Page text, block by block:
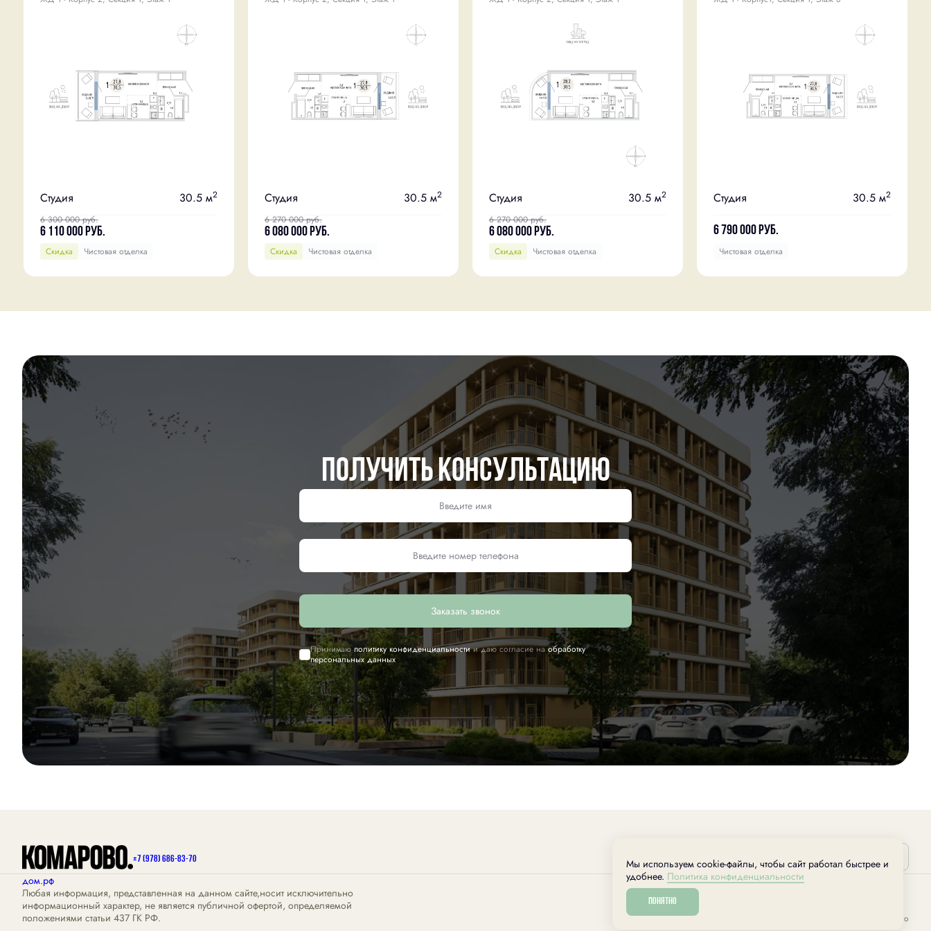
Студия 30.5 м2
6 300 000руб.
6 110 000руб.
Скидка Чистовая отделка
Студия 30.5 м2
6 270 000руб.
6 080 000руб.
Скидка Чистовая отделка
Студия 30.5 м2
6 270 000руб.
6 080 000руб.
Скидка Чистовая отделка
Студия 30.5 м2
6 790 000руб.
Чистовая отделка
Получить консультацию
Заказать звонок
Принимаюполитику конфиденциальностии даю согласие наобработку
персональных данных
+7 (978) 686-83-70
дом.рф
Любая информация, представленная на данном сайте,носит исключительно
информационный характер, не является публичной офертой, определяемой
положениями статьи 437 ГК РФ.
Разработано
Мы используем cookie-файлы, чтобы сайт работал быстрее и
удобнее. Политика конфиденциальности
Понятно